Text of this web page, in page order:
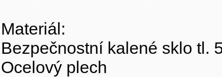
Materiál:
Bezpečnostní kalené sklo tl.
Ocelový plech